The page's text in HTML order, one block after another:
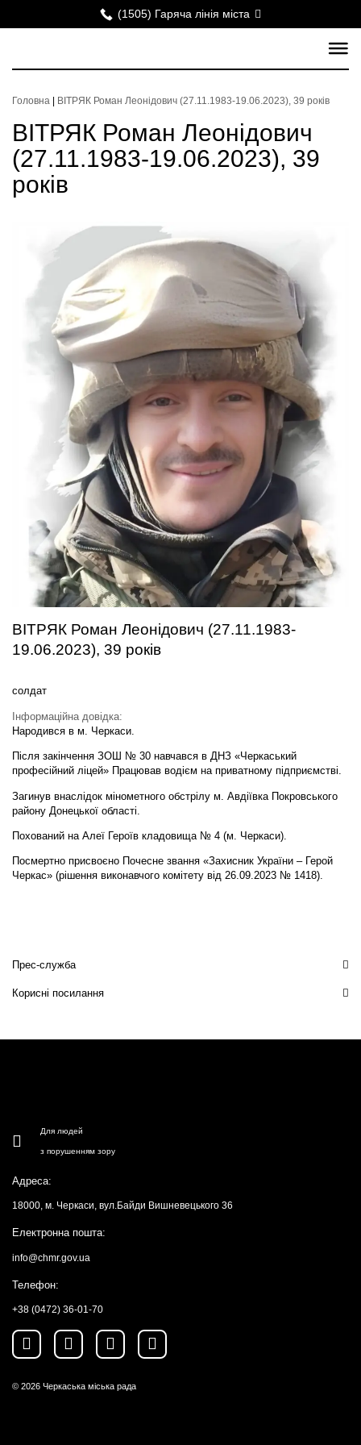
(1505) Гаряча лінія міста
Головна ВІТРЯК Роман Леонідович (27.11.1983-19.06.2023), 39 років
ВІТРЯК Роман Леонідович
(27.11.1983-19.06.2023), 39
років
ВІТРЯК Роман Леонідович (27.11.1983-
19.06.2023), 39 років
солдат
Інформаційна довідка:
Народився в м. Черкаси.
Після закінчення ЗОШ № 30 навчався в ДНЗ «Черкаський
професійний ліцей» Працював водієм на приватному підприємстві.
Загинув внаслідок мінометного обстрілу м. Авдіївка Покровського
району Донецької області.
Похований на Алеї Героїв кладовища № 4 (м. Черкаси).
Посмертно присвоєно Почесне звання «Захисник України – Герой
Черкас» (рішення виконавчого комітету від 26.09.2023 № 1418).
Прес-служба
Корисні посилання
Для людей
з порушенням зору
Адреса:
18000, м. Черкаси, вул.Байди Вишневецького 36
Електронна пошта:
info@chmr.gov.ua
Телефон:
+38 (0472) 36-01-70
© 2026 Черкаська міська рада